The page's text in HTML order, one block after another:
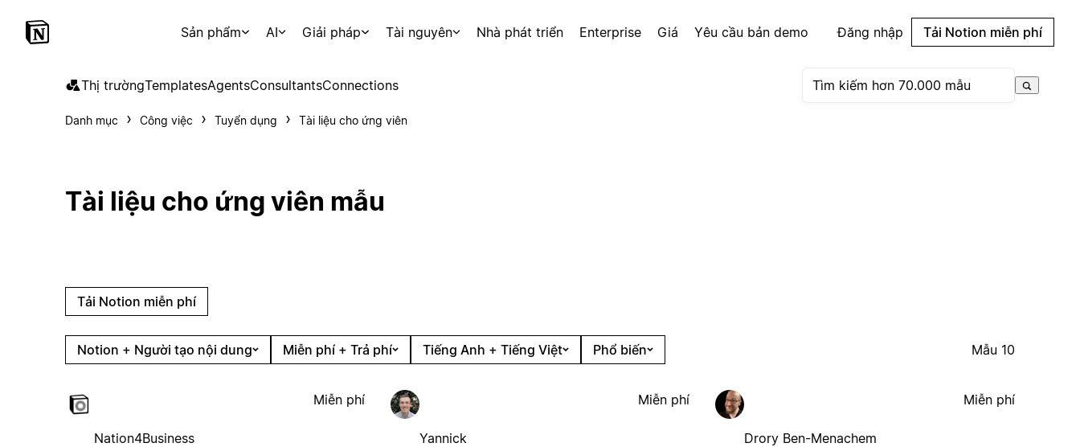
Sản phẩm AI Giải pháp Tài nguyên Nhà phát triển Enterprise Giá Yêu cầu bản demo Đăng nhập Tải Notion miễn phí
Thị trườngTemplatesAgentsConsultantsConnections
Danh mục Công việc Tuyển dụng Tài liệu cho ứng viên
Tài liệu cho ứng viên mẫu
Tải Notion miễn phí
Notion + Người tạo nội dung Miễn phí + Trả phí Tiếng Anh + Tiếng Việt Phổ biến Mẫu 10
Nation4Business
Miễn phí
Yannick
Miễn phí
Drory Ben-Menachem
Miễn phí